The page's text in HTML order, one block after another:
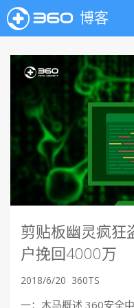
博客
剪贴板幽灵疯狂
户挽回4000万
2018/6/20 360TS
一：木马概述 360安全